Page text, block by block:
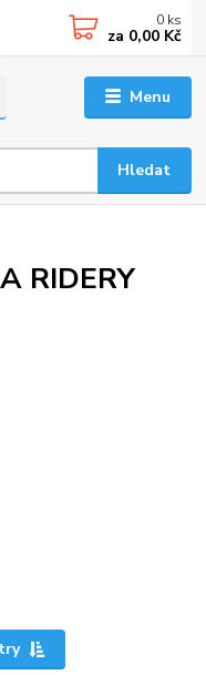
Menu
Hledat
0 ks
za 0,00 Kč
RIDERY